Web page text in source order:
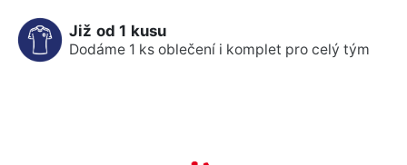
Již od 1 kusu
Dodáme 1 ks oblečení i komplet pro celý tým